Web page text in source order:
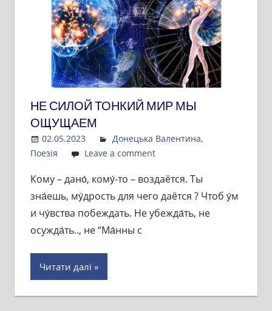
НЕ СИЛОЙ ТОНКИЙ МИР МЫ
ОЩУЩАЕМ
02.05.2023 Admin
Донецька Валентина,
Поезія
Leave a comment
Кому – дано́, кому́-то – воздаётся. Ты
зна́ешь, му́дрость для чего даётся ? Чтоб у́м
и чу́вства побеждать. Не убежда́ть, не
осужда́ть.., не “Ма́нны с
Читати далі